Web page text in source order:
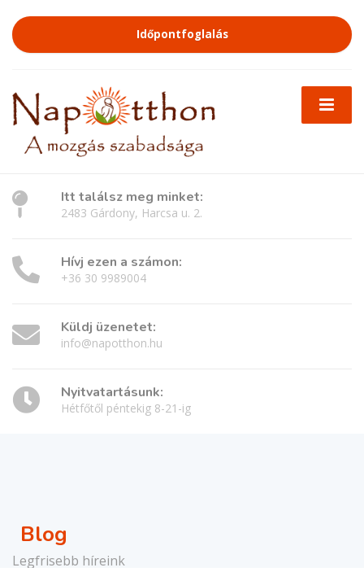
Időpontfoglalás
Itt találsz meg minket:
2483 Gárdony, Harcsa u. 2.
Hívj ezen a számon:
+36 30 9989004
Küldj üzenetet:
info@napotthon.hu
Nyitvatartásunk:
Hétfőtől péntekig 8-21-ig
Blog
Legfrisebb híreink